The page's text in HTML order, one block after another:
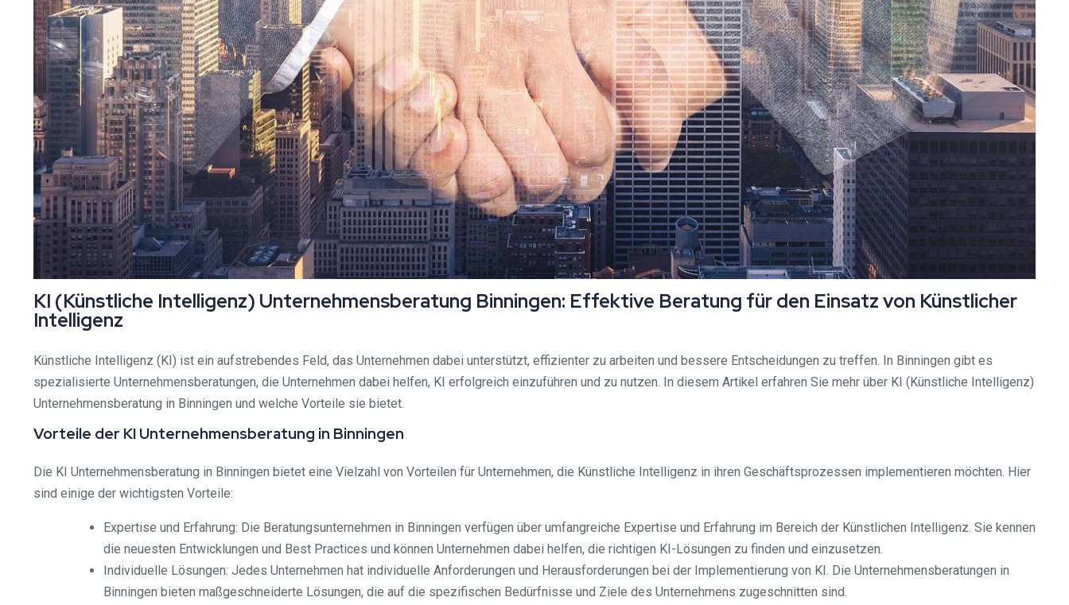
KI (Künstliche Intelligenz) Unternehmensberatung Binningen: Effektive Beratung für den Einsatz von Künstlicher
Intelligenz
Künstliche Intelligenz (KI) ist ein aufstrebendes Feld, das Unternehmen dabei unterstützt, effizienter zu arbeiten und bessere Entscheidungen zu treffen. In Binningen gibt es
spezialisierte Unternehmensberatungen, die Unternehmen dabei helfen, KI erfolgreich einzuführen und zu nutzen. In diesem Artikel erfahren Sie mehr über KI (Künstliche Intelligenz)
Unternehmensberatung in Binningen und welche Vorteile sie bietet.
Vorteile der KI Unternehmensberatung in Binningen
Die KI Unternehmensberatung in Binningen bietet eine Vielzahl von Vorteilen für Unternehmen, die Künstliche Intelligenz in ihren Geschäftsprozessen implementieren möchten. Hier
sind einige der wichtigsten Vorteile:
Expertise und Erfahrung: Die Beratungsunternehmen in Binningen verfügen über umfangreiche Expertise und Erfahrung im Bereich der Künstlichen Intelligenz. Sie kennen
die neuesten Entwicklungen und Best Practices und können Unternehmen dabei helfen, die richtigen KI-Lösungen zu finden und einzusetzen.
Individuelle Lösungen: Jedes Unternehmen hat individuelle Anforderungen und Herausforderungen bei der Implementierung von KI. Die Unternehmensberatungen in
Binningen bieten maßgeschneiderte Lösungen, die auf die spezifischen Bedürfnisse und Ziele des Unternehmens zugeschnitten sind.